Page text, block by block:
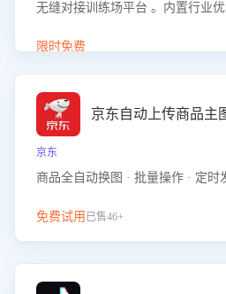
无缝对接训练场平台 。内置行业
初始化时间，助力企业快速启动智
限时免费
京东自动上传商品主
京东
商品全自动换图 · 批量操作 · 定时
免费试用 已售46+